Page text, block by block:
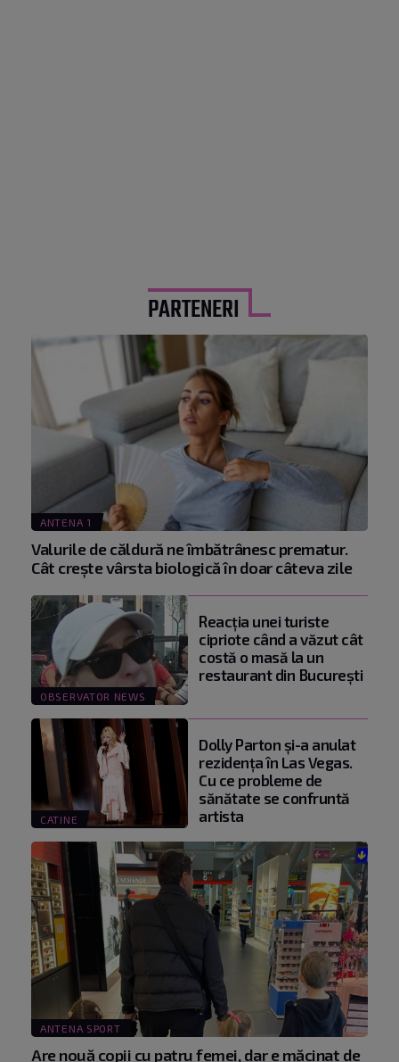
PARTENERI
ANTENA 1
Valurile de căldură ne îmbătrânesc prematur.
Cât crește vârsta biologică în doar câteva zile
OBSERVATOR NEWS
Reacţia unei turiste
cipriote când a văzut cât
costă o masă la un
restaurant din Bucureşti
CATINE
Dolly Parton și-a anulat
rezidența în Las Vegas.
Cu ce probleme de
sănătate se confruntă
artista
ANTENA SPORT
Are nouă copii cu patru femei, dar e măcinat de